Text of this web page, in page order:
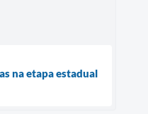
na etapa estadual